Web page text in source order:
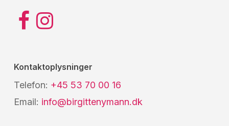
Kontaktoplysninger
Telefon: +45 53 70 00 16
Email: info@birgittenymann.dk